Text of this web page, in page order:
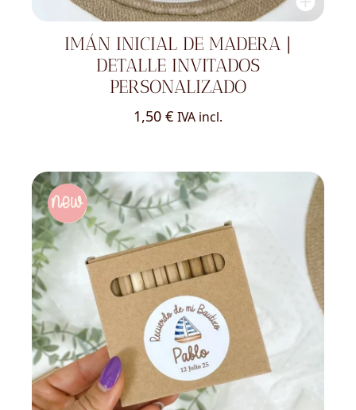
IMÁN INICIAL DE MADERA |
DETALLE INVITADOS
PERSONALIZADO
1,50 € IVA incl.